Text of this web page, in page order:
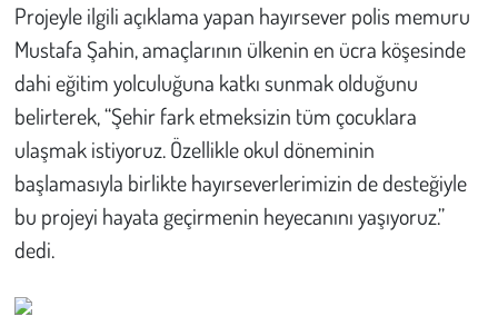
Projeyle ilgili açıklama yapan hayırsever polis memuru
Mustafa Şahin, amaçlarının ülkenin en ücra köşesinde
dahi eğitim yolculuğuna katkı sunmak olduğunu
belirterek, “Şehir fark etmeksizin tüm çocuklara
ulaşmak istiyoruz. Özellikle okul döneminin
başlamasıyla birlikte hayırseverlerimizin de desteğiyle
bu projeyi hayata geçirmenin heyecanını yaşıyoruz.”
dedi.
Tarih
Hukuk
Tarım
Son Dakika